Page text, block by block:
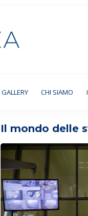
GALLERY CHI SIAMO
Il mondo delle